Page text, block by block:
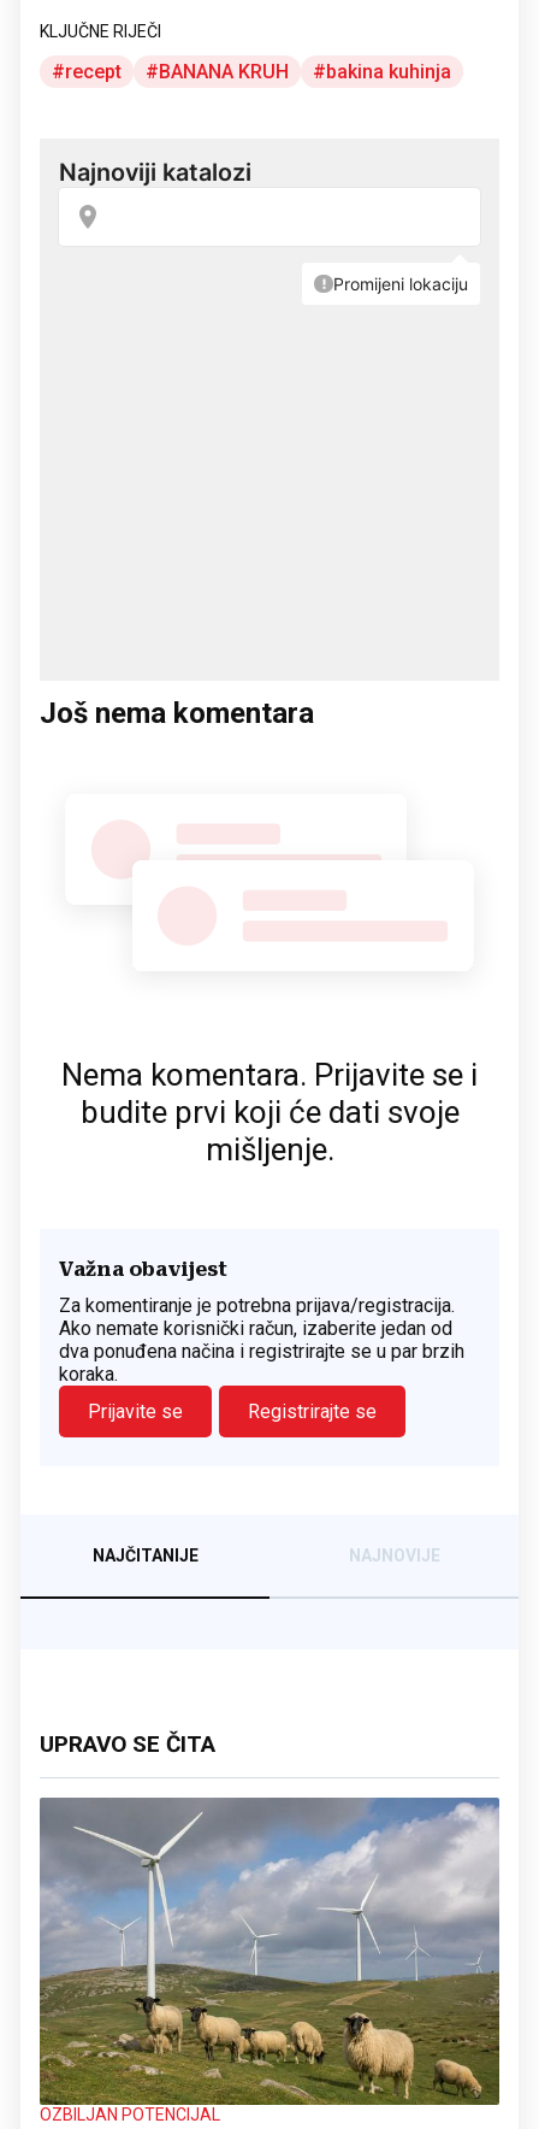
KLJUČNE RIJEČI
recept BANANA KRUH bakina kuhinja
Još nema komentara
Nema komentara. Prijavite se i
budite prvi koji će dati svoje
mišljenje.
Važna obavijest
Za komentiranje je potrebna prijava/registracija.
Ako nemate korisnički račun, izaberite jedan od
dva ponuđena načina i registrirajte se u par brzih
koraka.
Prijavite se
Registrirajte se
NAJČITANIJE NAJNOVIJE
UPRAVO SE ČITA
OZBILJAN POTENCIJAL